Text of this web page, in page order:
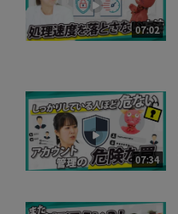
07:02
07:34